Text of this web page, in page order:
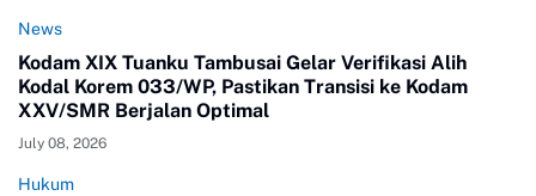
News
Kodam XIX Tuanku Tambusai Gelar Verifikasi Alih
Kodal Korem 033/WP, Pastikan Transisi ke Kodam
XXV/SMR Berjalan Optimal
July 08, 2026
Hukum